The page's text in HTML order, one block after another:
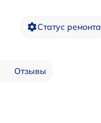
Статус ремонта
Отзывы